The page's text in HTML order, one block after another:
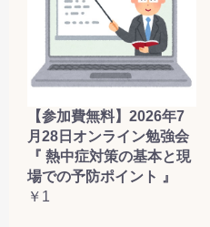
【参加費無料】2026年7
月28日オンライン勉強会
『 熱中症対策の基本と現
場での予防ポイント 』
￥1